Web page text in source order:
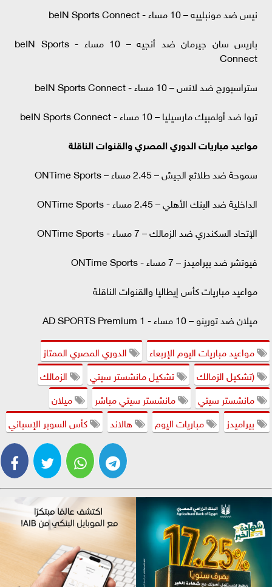
نيس ضد مونبلييه – 10 مساء - beIN Sports Connect
باريس سان جيرمان ضد أنجيه – 10 مساء - beIN Sports
Connect
ستراسبورج ضد لانس – 10 مساء - beIN Sports Connect
تروا ضد أولمبيك مارسيليا – 10 مساء - beIN Sports Connect
مواعيد مباريات الدوري المصري والقنوات الناقلة
سموحة ضد طلائع الجيش – 2.45 مساء – ONTime Sports
الداخلية ضد البنك الأهلي – 2.45 مساء - ONTime Sports
الإتحاد السكندري ضد الزمالك – 7 مساء - ONTime Sports
فيوتشر ضد بيراميدز – 7 مساء - ONTime Sports
مواعيد مباريات كأس إيطاليا والقنوات الناقلة
ميلان ضد تورينو – 10 مساء - AD SPORTS Premium 1
مواعيد مباريات اليوم الإربعاء
الدوري المصري الممتاز
(تشكيل الزمالك
تشكيل مانشستر سيتي
الزمالك
مانشستر سيتي
مانشستر سيتي مباشر
ميلان
بيراميدز
مباريات اليوم هالاند كأس السوبر الإسباني